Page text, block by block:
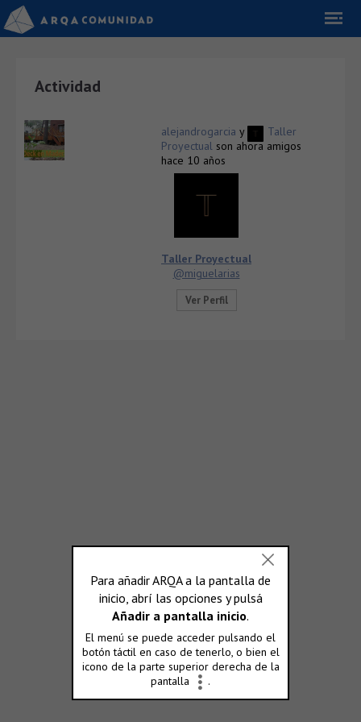
Actividad
alejandrogarcia y
Taller
Proyectual son ahora amigos
hace 10 años
Taller Proyectual
@miguelarias
Ver Perfil